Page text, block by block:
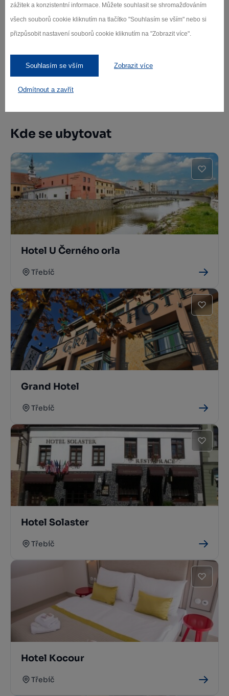
zážitek a konzistentní informace. Můžete souhlasit se shromažďováním
všech souborů cookie kliknutím na tlačítko "Souhlasím se vším" nebo si
přizpůsobit nastavení souborů cookie kliknutím na "Zobrazit více".
Souhlasím se vším Zobrazit více
Odmítnout a zavřít
Kde se ubytovat
Hotel U Černého orla
Třebíč
Grand Hotel
Třebíč
Hotel Solaster
Třebíč
Hotel Kocour
Třebíč